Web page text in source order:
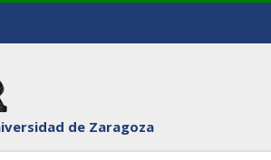
de Zaragoza